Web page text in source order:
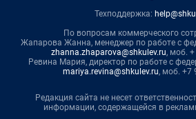
Техподдержка:
По вопросам коммерческого
Жапарова Жанна, менеджер по работе с
zhanna.zhaparova@shkulev.ru, моб.
Ревина Мария, директор по работе с
mariya.revina@shkulev.ru, моб. +7
Редакция сайта не несет
информации, содержащейся в